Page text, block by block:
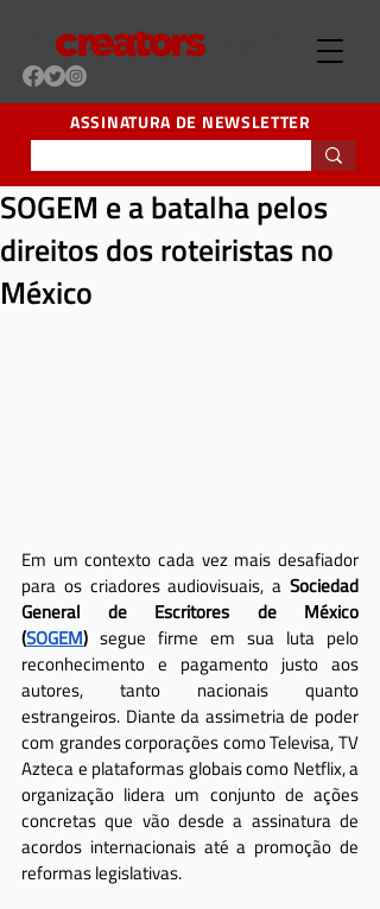
ASSINATURA DE NEWSLETTER
SOGEM e a batalha pelos
direitos dos roteiristas no
México
Em um contexto cada vez mais desafiador
para os criadores audiovisuais, a Sociedad
General de Escritores de México
(SOGEM) segue firme em sua luta pelo
reconhecimento e pagamento justo aos
autores, tanto nacionais quanto
estrangeiros. Diante da assimetria de poder
com grandes corporações como Televisa, TV
Azteca e plataformas globais como Netflix, a
organização lidera um conjunto de ações
concretas que vão desde a assinatura de
acordos internacionais até a promoção de
reformas legislativas.